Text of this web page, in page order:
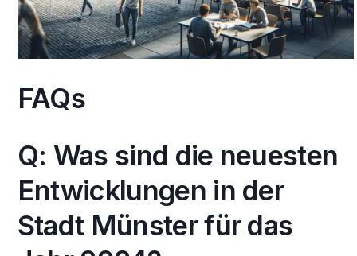
FAQs
Q: Was sind die neuesten
Entwicklungen in der
Stadt Münster für das